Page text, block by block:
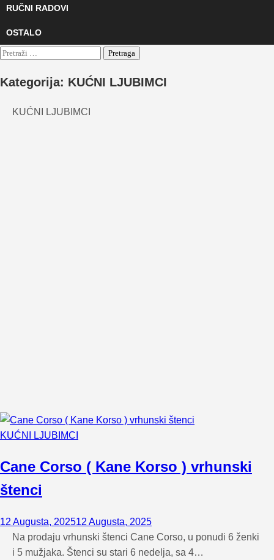
RUČNI RADOVI
OSTALO
Pretraga:
Kategorija: KUĆNI LJUBIMCI
KUĆNI LJUBIMCI
KUĆNI LJUBIMCI
Cane Corso ( Kane Korso ) vrhunski
štenci
12 Augusta, 202512 Augusta, 2025
Na prodaju vrhunski štenci Cane Corso, u ponudi 6 ženki
i 5 mužjaka. Štenci su stari 6 nedelja, sa 4…